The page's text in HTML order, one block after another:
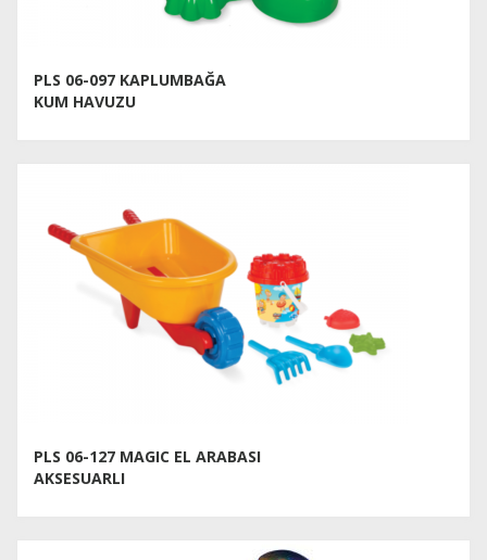
PLS 06-097 KAPLUMBAĞA
KUM HAVUZU
PLS 06-127 MAGIC EL ARABASI
AKSESUARLI